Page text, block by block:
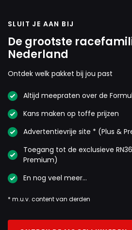
SLUIT JE AAN BIJ
De grootste
Nederland
Ontdek welk pakket bij jou past
Altijd meepraten over de
Kans maken op toffe prijzen
Advertentievrije site * (Plus &
Toegang tot de exclusieve
Premium)
En nog veel meer…
* m.u.v. content van derden